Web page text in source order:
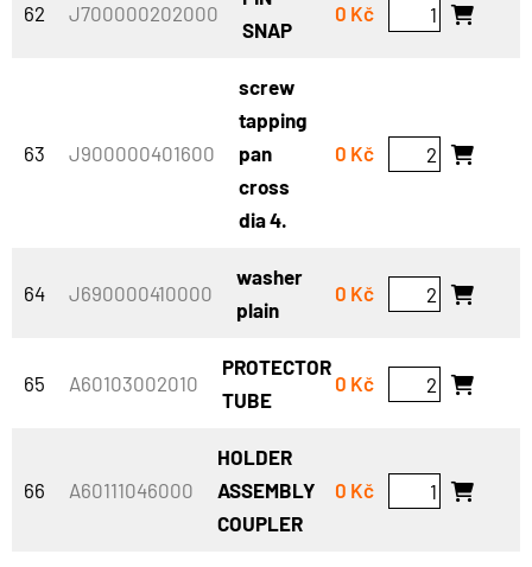
62 J700000202000
SNAP
0 Kč
63 J900000401600
screw
tapping
pan
cross
dia 4.
0 Kč
64 J690000410000
washer
plain
0 Kč
65 A60103002010
PROTECTOR
TUBE
0 Kč
66 A60111046000
HOLDER
ASSEMBLY
COUPLER
0 Kč